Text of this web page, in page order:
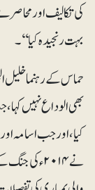
کی تکالیف اور
بہت رنجیدہ کیا‘‘۔
حماس کے رہنما خلیل
بھی الوداع نہیں کہا،
کیا، اور جب اسامہ
نے ۲۰۱۴ء کی